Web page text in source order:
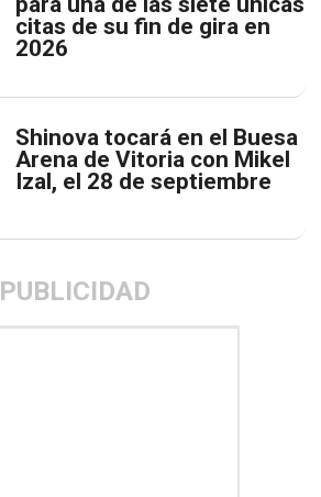
citas de su fin de gira en
2026
Shinova tocará en el Buesa
Arena de Vitoria con Mikel
Izal, el 28 de septiembre
PUBLICIDAD